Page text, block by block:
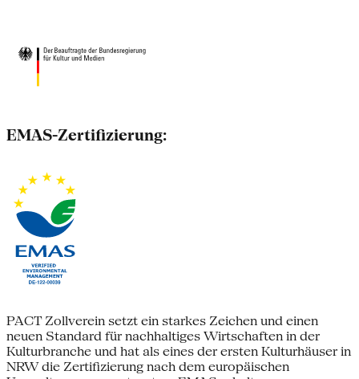
EMAS-Zertifizierung:
PACT Zollverein setzt ein starkes Zeichen und einen
neuen Standard für nachhaltiges Wirtschaften in der
Kulturbranche und hat als eines der ersten Kulturhäuser in
NRW die Zertifizierung nach dem europäischen